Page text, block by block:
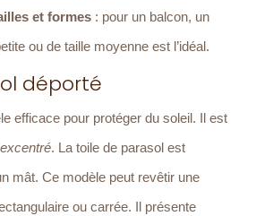
et formes: pour un balcon, un
ou de taille moyenne est l’idéal.
déporté
efficace pour protéger du soleil. Il est
. La toile de parasol est
mât. Ce modèle peut revêtir une
ou carrée. Il présente